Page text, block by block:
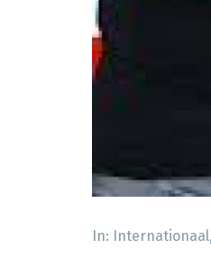
In: Internationaal,